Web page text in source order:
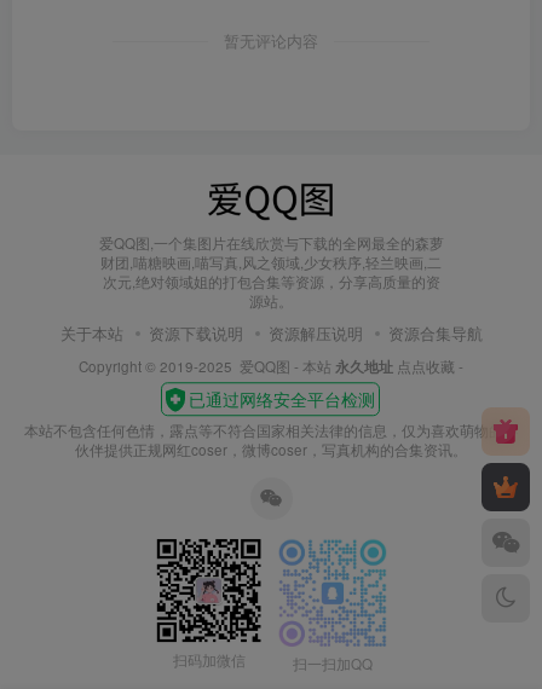
暂无评论内容
爱QQ图,一个集图片在线欣赏与下载的全网最全的森萝
财团,喵糖映画,喵写真,风之领域,少女秩序,轻兰映画,二
次元,绝对领域姐的打包合集等资源，分享高质量的资
源站。
关于本站 资源下载说明 资源解压说明 资源合集导航
Copyright © 2019-2025 爱QQ图 - 本站 永久地址 点点收藏 -
本站不包含任何色情，露点等不符合国家相关法律的信息，仅为喜欢萌物的小
伙伴提供正规网红coser，微博coser，写真机构的合集资讯。
扫码加微信 扫一扫加QQ